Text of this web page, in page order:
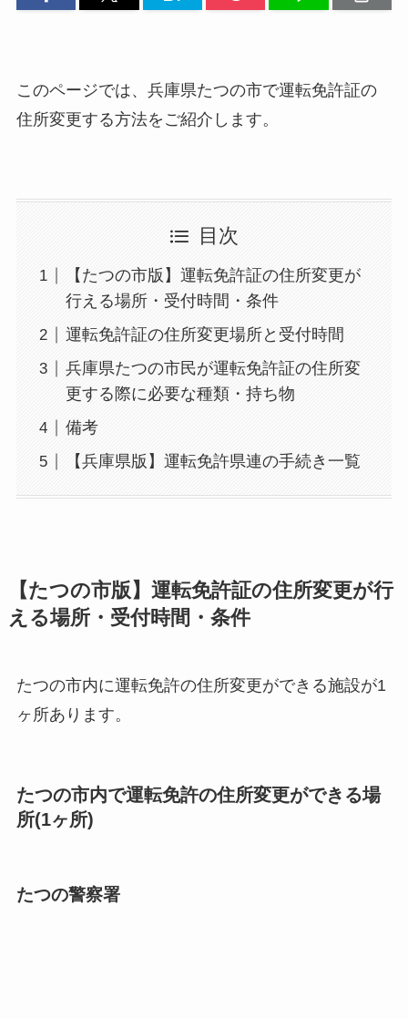
このページでは、兵庫県たつの市で運転免許証の
住所変更する方法をご紹介します。
目次
【たつの市版】運転免許証の住所変更が
行える場所・受付時間・条件
運転免許証の住所変更場所と受付時間
兵庫県たつの市民が運転免許証の住所変
更する際に必要な種類・持ち物
備考
【兵庫県版】運転免許県連の手続き一覧
【たつの市版】運転免許証の住所変更が行
える場所・受付時間・条件
たつの市内に運転免許の住所変更ができる施設が1
ヶ所あります。
たつの市内で運転免許の住所変更ができる場
所(1ヶ所)
たつの警察署